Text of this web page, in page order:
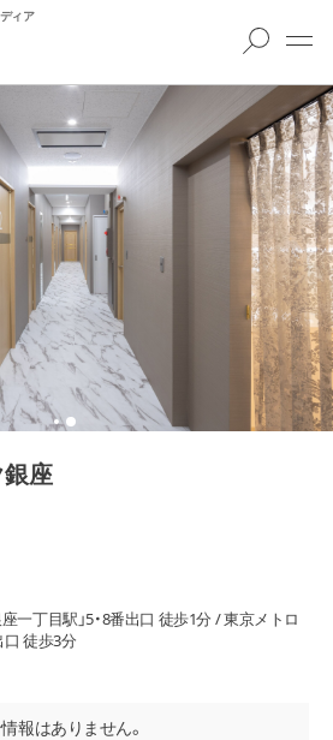
ィア
座
一丁目駅」5・8番出口 徒歩1分 / 東京メトロ
口 徒歩3分
報はありません。